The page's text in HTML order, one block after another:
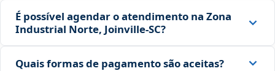
É possível agendar o atendimento na Zona
Industrial Norte, Joinville‑SC?
Quais formas de pagamento são aceitas?